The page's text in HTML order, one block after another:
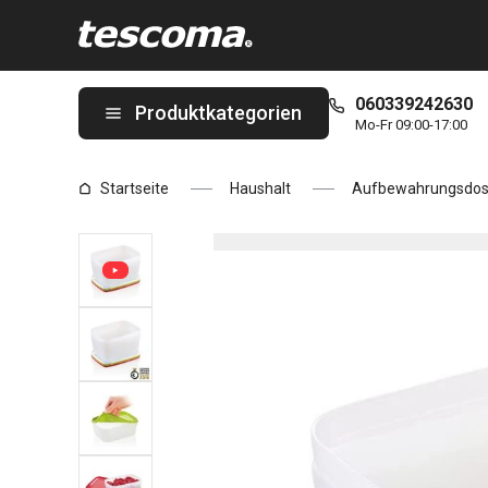
Produktkategorien 060339242630
Mo-Fr 09:00-17:00
Startseite Haushalt